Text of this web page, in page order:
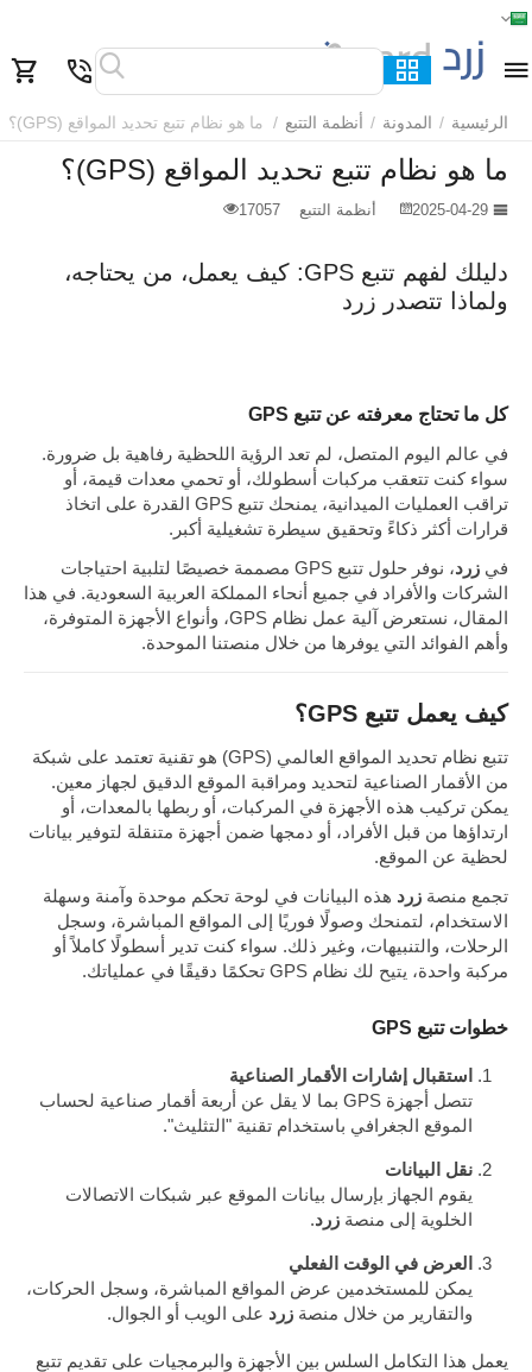
الرئيسية / المدونة / أنظمة التتبع / ما هو نظام تتبع تحديد المواقع (GPS)؟
ما هو نظام تتبع تحديد المواقع (GPS)؟
2025-04-29 أنظمة التتبع 17057
دليلك لفهم تتبع GPS: كيف يعمل، من يحتاجه،
ولماذا تتصدر زرد
كل ما تحتاج معرفته عن تتبع GPS
في عالم اليوم المتصل، لم تعد الرؤية اللحظية رفاهية بل ضرورة.
سواء كنت تتعقب مركبات أسطولك، أو تحمي معدات قيمة، أو
تراقب العمليات الميدانية، يمنحك تتبع GPS القدرة على اتخاذ
قرارات أكثر ذكاءً وتحقيق سيطرة تشغيلية أكبر.
في زرد
، نوفر حلول تتبع GPS مصممة خصيصًا لتلبية احتياجات
الشركات والأفراد في جميع أنحاء المملكة العربية السعودية. في هذا
المقال، نستعرض آلية عمل نظام GPS، وأنواع الأجهزة المتوفرة،
وأهم الفوائد التي يوفرها من خلال منصتنا الموحدة.
كيف يعمل تتبع GPS؟
تتبع نظام تحديد المواقع العالمي (GPS) هو تقنية تعتمد على شبكة
من الأقمار الصناعية لتحديد ومراقبة الموقع الدقيق لجهاز معين.
يمكن تركيب هذه الأجهزة في المركبات، أو ربطها بالمعدات، أو
ارتداؤها من قبل الأفراد، أو دمجها ضمن أجهزة متنقلة لتوفير بيانات
لحظية عن الموقع.
تجمع منصة زرد هذه البيانات في لوحة تحكم موحدة وآمنة وسهلة
الاستخدام، لتمنحك وصولًا فوريًا إلى المواقع المباشرة، وسجل
الرحلات، والتنبيهات، وغير ذلك. سواء كنت تدير أسطولًا كاملاً أو
مركبة واحدة، يتيح لك نظام GPS تحكمًا دقيقًا في عملياتك.
خطوات تتبع GPS
استقبال إشارات الأقمار الصناعية
تتصل أجهزة GPS بما لا يقل عن أربعة أقمار صناعية لحساب
الموقع الجغرافي باستخدام تقنية "التثليث".
نقل البيانات
يقوم الجهاز بإرسال بيانات الموقع عبر شبكات الاتصالات
الخلوية إلى منصة زرد.
العرض في الوقت الفعلي
يمكن للمستخدمين عرض المواقع المباشرة، وسجل الحركات،
والتقارير من خلال منصة زرد على الويب أو الجوال.
يعمل هذا التكامل السلس بين الأجهزة والبرمجيات على تقديم تتبع
الرئيسية القائمة بحث السلة قائمة المفضلة